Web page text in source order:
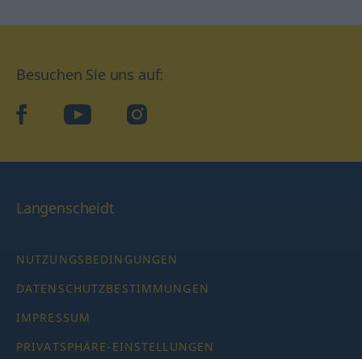
Besuchen Sie uns auf:
facebookYouTube Instagram
Langenscheidt
NUTZUNGSBEDINGUNGEN
DATENSCHUTZBESTIMMUNGEN
IMPRESSUM
PRIVATSPHÄRE-EINSTELLUNGEN